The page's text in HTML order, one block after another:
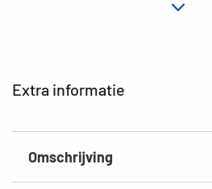
Extra informatie
Omschrijving